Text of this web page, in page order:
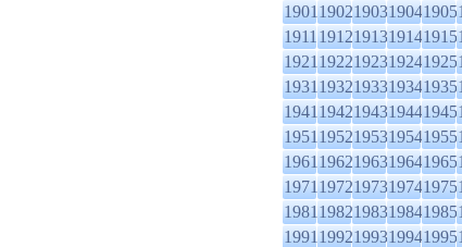
19011902190319041905
19111912191319141915
19211922192319241925
19311932193319341935
19411942194319441945
19511952195319541955
19611962196319641965
19711972197319741975
19811982198319841985
19911992199319941995